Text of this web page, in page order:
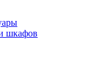
шкафов